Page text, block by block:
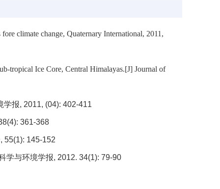
climate change, Quaternary International, 2011,
tropical Ice Core, Central Himalayas.[J] Journal of
学报, 2011, (04): 402-411
361-368
55(1): 145-152
学与环境学报, 2012. 34(1): 79-90